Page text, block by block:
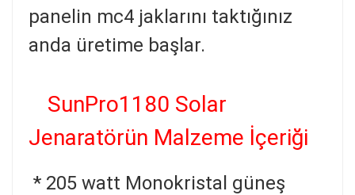
panelin mc4 jaklarını taktığınız
anda üretime başlar.
SunPro1180 Solar
Jenaratörün Malzeme İçeriği
* 205 watt Monokristal güneş